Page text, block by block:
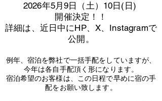
2026年5月9日（土）10日(日)
​開催決定！！
詳細は、近日中にHP、X、Instagramで
公開。
例年、宿泊を弊社で一括手配をしていますが、
今年は各自手配頂く形になります。
​宿泊希望のお客様は、この日程で早めに宿の手
配をお願い致します。